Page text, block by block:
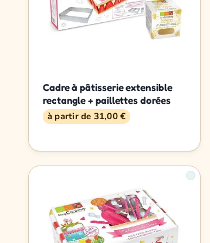
Cadre à pâtisserie extensible
rectangle + paillettes dorées
à partir de 31,00 €